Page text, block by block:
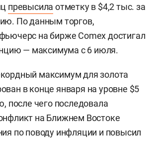
превысила отметку в $4,2 тыс. за
По данным торгов,
на бирже Comex достигал
— максимума с 6 июля.
максимум для золота
в конце января на уровне $5
после чего последовала
на Ближнем Востоке
по поводу инфляции и повысил